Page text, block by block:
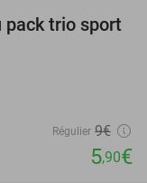
34%
pack trio sport
Régulier 9€
5,90€